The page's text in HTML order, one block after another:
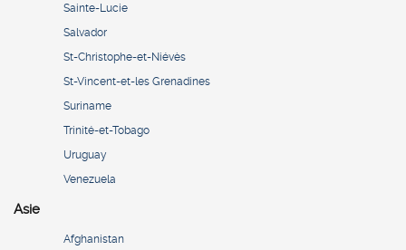
Sainte-Lucie
Salvador
St-Christophe-et-Niévès
St-Vincent-et-les Grenadines
Suriname
Trinité-et-Tobago
Uruguay
Venezuela
Asie
Afghanistan